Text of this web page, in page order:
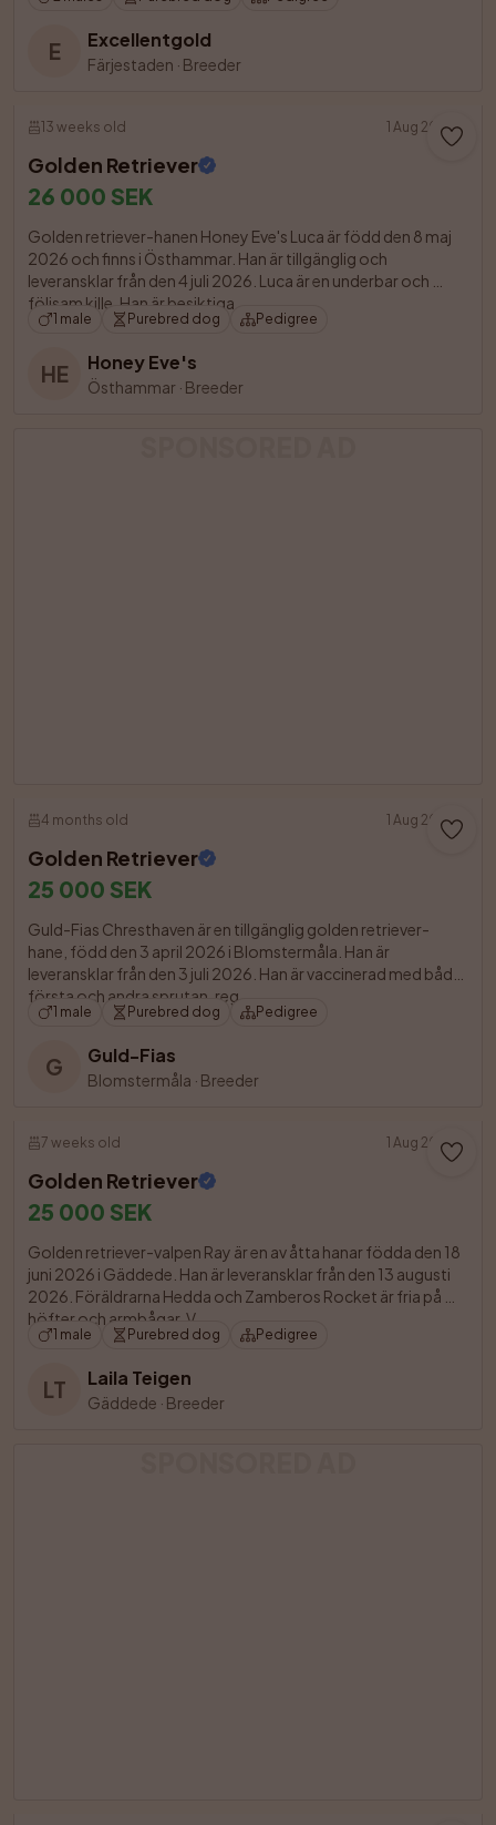
E Excellentgold
Färjestaden · Breeder
13 weeks old 1 Aug 2026
Golden Retriever
26 000 SEK
Golden retriever-hanen Honey Eve's Luca är född den 8 maj
2026 och finns i Östhammar. Han är tillgänglig och
leveransklar från den 4 juli 2026. Luca är en underbar och
följsam kille. Han är besiktiga
1 male Purebred dog Pedigree
HE Honey Eve's
Östhammar · Breeder
4 months old 1 Aug 2026
Golden Retriever
25 000 SEK
Guld-Fias Chresthaven är en tillgänglig golden retriever-
hane, född den 3 april 2026 i Blomstermåla. Han är
leveransklar från den 3 juli 2026. Han är vaccinerad med både
första och andra sprutan, reg
1 male Purebred dog Pedigree
G Guld-Fias
Blomstermåla · Breeder
7 weeks old 1 Aug 2026
Golden Retriever
25 000 SEK
Golden retriever-valpen Ray är en av åtta hanar födda den 18
juni 2026 i Gäddede. Han är leveransklar från den 13 augusti
2026. Föräldrarna Hedda och Zamberos Rocket är fria på
höfter och armbågar. V
1 male Purebred dog Pedigree
LT Laila Teigen
Gäddede · Breeder